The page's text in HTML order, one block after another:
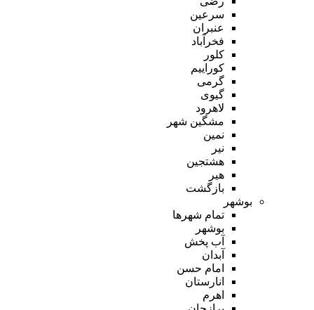
سرعین
عنبران
فخرآباد
کلور
کوراییم
گرمی
گیوی
لاهرود
مشگین شهر
نمین
نیر
هشتجین
هیر
بازگشت
بوشهر
تمام شهر‌ها
بوشهر
آب پخش
آبدان
امام حسن
انارستان
اهرم